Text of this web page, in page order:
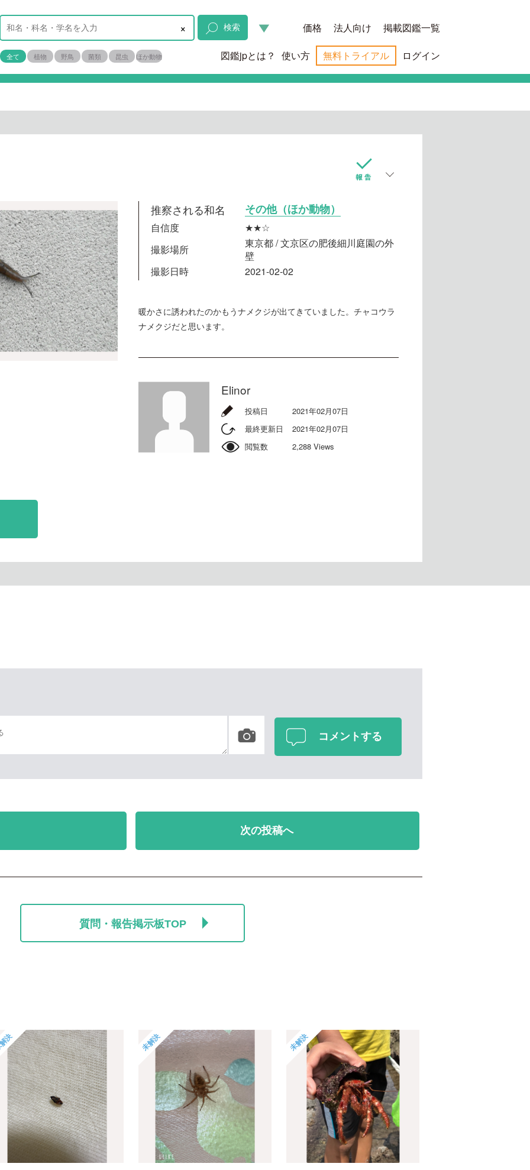
× 検索
全て 植物 野鳥 菌類 昆虫 ほか動物
価格 法人向け 掲載図鑑一覧
図鑑jpとは？ 使い方 無料トライアル ログイン
推察される和名 その他（ほか動物）
自信度
★★☆
撮影場所
東京都 / 文京区の肥後細川庭園の外
壁
撮影日時
2021-02-02
暖かさに誘われたのかもうナメクジが出てきていました。チャコウラ
ナメクジだと思います。
Elinor
投稿日
2021年02月07日
最終更新日
2021年02月07日
閲覧数
2,288 Views
次の投稿へ
質問・報告掲示板TOP
決 未解決 未解決